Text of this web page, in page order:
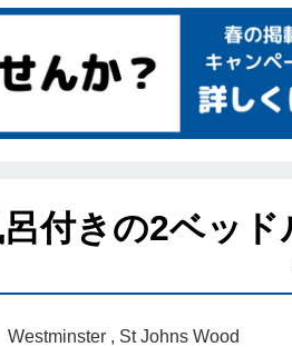
付きの2ベッド
Westminster , St Johns Wood